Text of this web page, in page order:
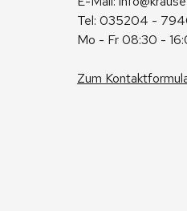
Tel: 035204 -
Mo - Fr 08:30 -
Zum